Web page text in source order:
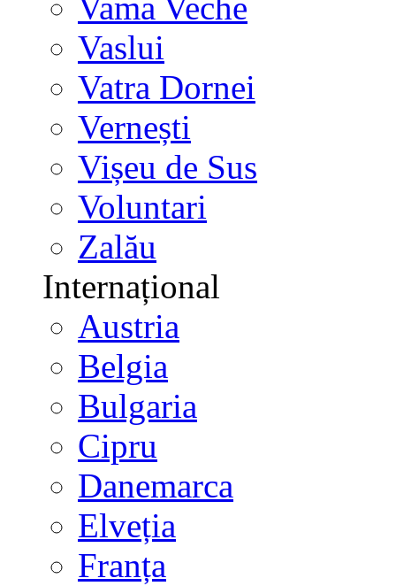
Vaslui
Vatra Dornei
Vernești
Vișeu de Sus
Voluntari
Zalău
Internațional
Austria
Belgia
Bulgaria
Cipru
Danemarca
Elveția
Franța